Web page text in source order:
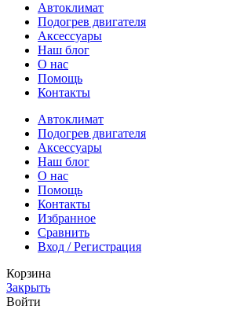
Автоклимат
Подогрев двигателя
Аксессуары
Наш блог
О нас
Помощь
Контакты
Автоклимат
Подогрев двигателя
Аксессуары
Наш блог
О нас
Помощь
Контакты
Избранное
Сравнить
Вход / Регистрация
Корзина
Закрыть
Войти